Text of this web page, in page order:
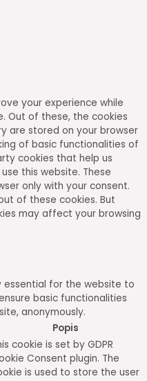
your experience while
Out of these, the cookies
are stored on your browser
of basic functionalities of
cookies that help us
this website. These
only with your consent.
of these cookies. But
may affect your browsing
essential for the website to
basic functionalities
anonymously.
Popis
cookie is set by GDPR
Consent plugin. The
is used to store the user